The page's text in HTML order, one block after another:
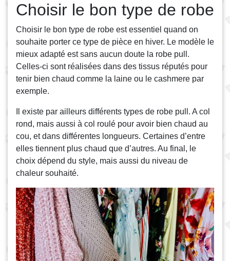
Choisir le bon type de robe
Choisir le bon type de robe est essentiel quand on
souhaite porter ce type de pièce en hiver. Le modèle le
mieux adapté est sans aucun doute la robe pull.
Celles-ci sont réalisées dans des tissus réputés pour
tenir bien chaud comme la laine ou le cashmere par
exemple.
Il existe par ailleurs différents types de robe pull. A col
rond, mais aussi à col roulé pour avoir bien chaud au
cou, et dans différentes longueurs. Certaines d’entre
elles tiennent plus chaud que d’autres. Au final, le
choix dépend du style, mais aussi du niveau de
chaleur souhaité.